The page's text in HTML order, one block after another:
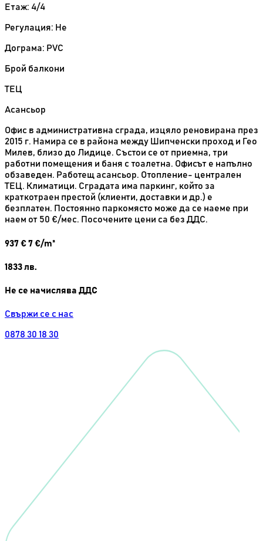
Етаж: 4/4
Регулация: Не
Дограма: PVC
Брой балкони
ТЕЦ
Асансьор
Офис в административна сграда, изцяло реновирана през
2015 г. Намира се в района между Шипченски проход и Гео
Милев, близо до Лидице. Състои се от приемна, три
работни помещения и баня с тоалетна. Офисът е напълно
обзаведен. Работещ асансьор. Отопление- централен
ТЕЦ. Климатици. Сградата има паркинг, който за
краткотраен престой (клиенти, доставки и др.) е
безплатен. Постоянно паркомясто може да се наеме при
наем от 50 €/мес. Посочените цени са без ДДС.
937€7 €/m²
1833лв.
Не се начислява ДДС
Свържи се с нас
0878 30 18 30